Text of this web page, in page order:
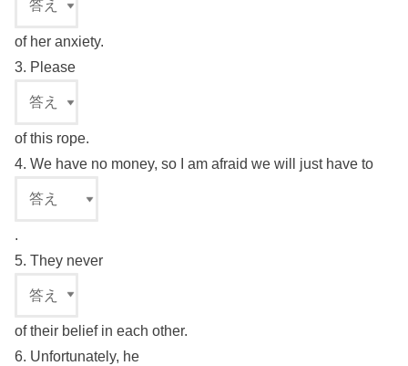
of her anxiety.
3. Please
of this rope.
4. We have no money, so I am afraid we will just have to
5. They never
of their belief in each other.
6. Unfortunately, he